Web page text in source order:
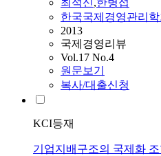
최석신,한병섭
한국국제경영관리학
2013
국제경영리뷰
Vol.17 No.4
원문보기
복사/대출신청
KCI등재
기업지배구조의 국제화